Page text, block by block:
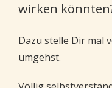
wirken
Dazu stelle Dir mal
umgehst.